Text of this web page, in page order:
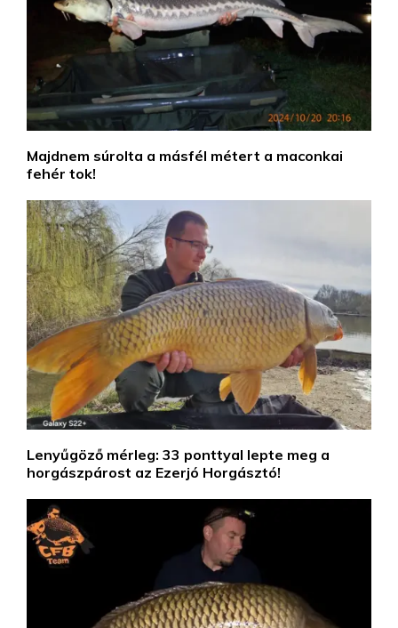
Majdnem súrolta a másfél métert a maconkai
fehér tok!
Lenyűgöző mérleg: 33 ponttyal lepte meg a
horgászpárost az Ezerjó Horgásztó!